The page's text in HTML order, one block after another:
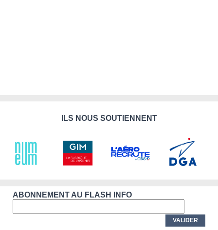
ILS NOUS SOUTIENNENT
ABONNEMENT AU FLASH INFO